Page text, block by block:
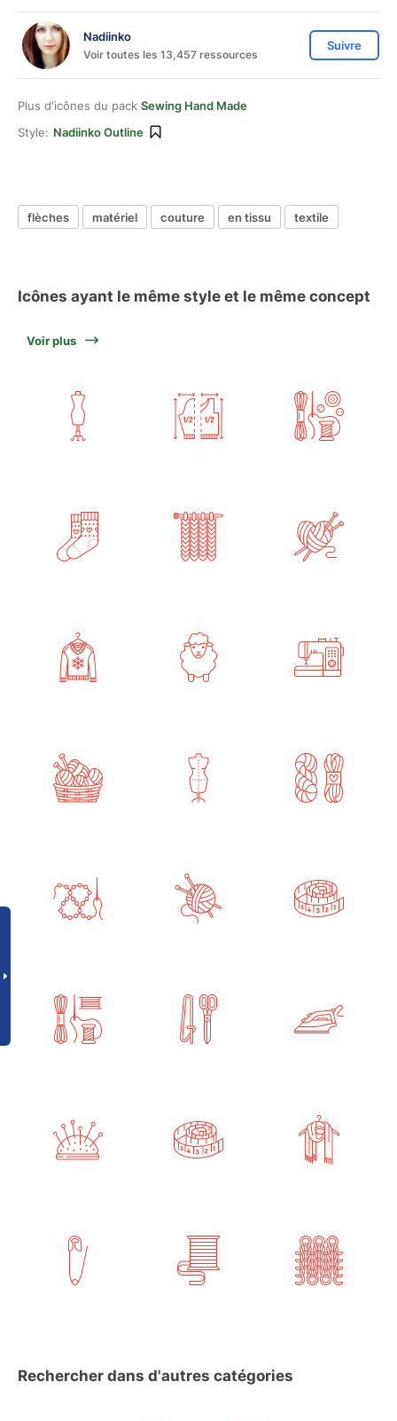
Nadiinko
Voir toutes les 13,457 ressources
Suivre
Plus d'icônes du pack Sewing Hand Made
Style: Nadiinko Outline
flèches matériel couture en tissu textile
Icônes ayant le même style et le même concept
Voir plus
Rechercher dans d'autres catégories